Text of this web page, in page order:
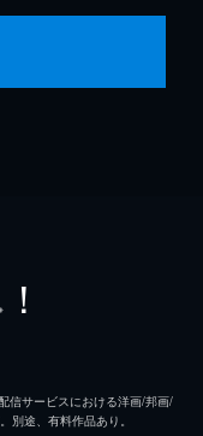
！
信サービスにおける洋画/邦画/
別途、有料作品あり。